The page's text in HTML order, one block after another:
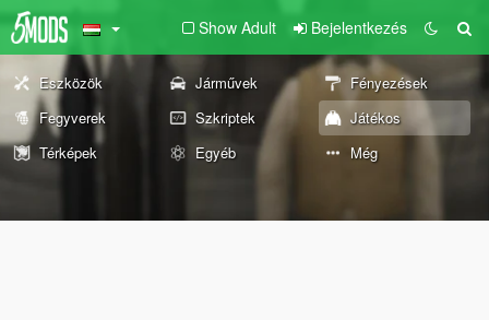
Show Adult Bejelentkezés
Eszközök Járművek
Fényezések
Fegyverek
Szkriptek
Játékos
Térképek
Egyéb Még